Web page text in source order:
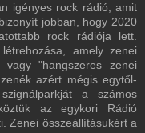
igényes rock rádió, amit
jobban, hogy 2020
rock rádiója lett.
amely zenei
"hangszeres zenei
azért mégis egytől-
a számos
az egykori Rádió
Zenei összeállításukért a